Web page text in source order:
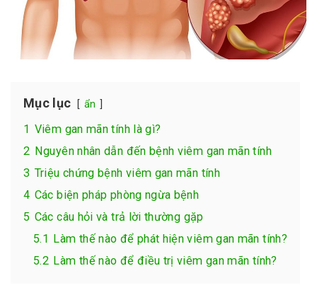
Mục lục ẩn
1 Viêm gan mãn tính là gì?
2 Nguyên nhân dẫn đến bệnh viêm gan mãn tính
3 Triệu chứng bệnh viêm gan mãn tính
4 Các biện pháp phòng ngừa bệnh
5 Các câu hỏi và trả lời thường gặp
5.1 Làm thế nào để phát hiện viêm gan mãn tính?
5.2 Làm thế nào để điều trị viêm gan mãn tính?